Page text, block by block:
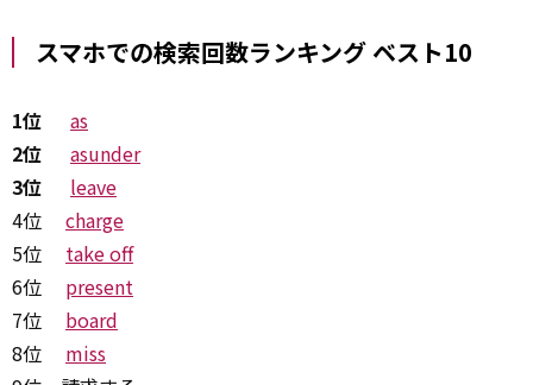
スマホでの検索回数ランキング ベスト10
1位
as
2位
asunder
3位
leave
4位 charge
5位 take off
6位 present
7位 board
8位 miss